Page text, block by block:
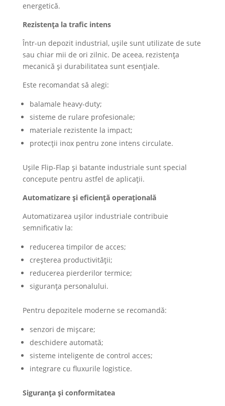
energetică.
Rezistența la trafic intens
Într-un depozit industrial, ușile sunt utilizate de sute
sau chiar mii de ori zilnic. De aceea, rezistența
mecanică și durabilitatea sunt esențiale.
Este recomandat să alegi:
balamale heavy-duty;
sisteme de rulare profesionale;
materiale rezistente la impact;
protecții inox pentru zone intens circulate.
Ușile Flip-Flap și batante industriale sunt special
concepute pentru astfel de aplicații.
Automatizare și eficiență operațională
Automatizarea ușilor industriale contribuie
semnificativ la:
reducerea timpilor de acces;
creșterea productivității;
reducerea pierderilor termice;
siguranța personalului.
Pentru depozitele moderne se recomandă:
senzori de mișcare;
deschidere automată;
sisteme inteligente de control acces;
integrare cu fluxurile logistice.
Siguranța și conformitatea